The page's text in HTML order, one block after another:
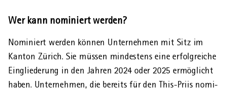
Wer kann nominiert werden?
Nominiert werden können Unter­nehmen mit Sitz im
Kanton Zürich. Sie müssen mind­estens eine erfolg­reiche
Einglie­derung in den Jahren 2024 oder 2025 ermöglicht
haben. Unter­nehmen, die bereits für den This-Priis nomi­